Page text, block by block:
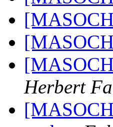
Herbert